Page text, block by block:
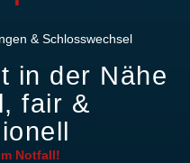
& Schlosswechsel
in der Nähe
fair &
Notfall!